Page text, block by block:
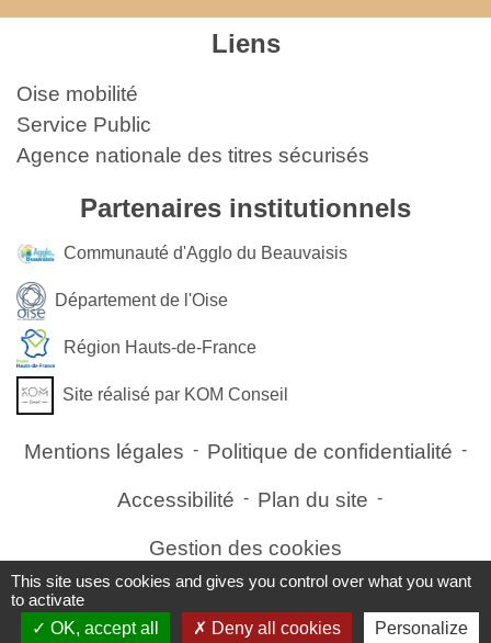
Liens
Oise mobilité
Service Public
Agence nationale des titres sécurisés
Partenaires institutionnels
Communauté d'Agglo du Beauvaisis
Département de l'Oise
Région Hauts-de-France
Site réalisé par KOM Conseil
Mentions légales - Politique de confidentialité -
Accessibilité - Plan du site -
Gestion des cookies
Site créé en partenariat avec Réseau des Communes
This site uses cookies and gives you control over what you want
to activate
OK, accept all
Deny all cookies Personalize